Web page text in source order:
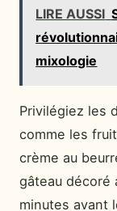
LIRE AUSSI
mixologie
Privilégiez les
comme les
crème au
gâteau
minutes avant